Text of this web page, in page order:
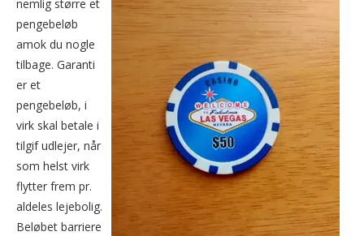
nemlig større et
pengebeløb
amok du nogle
tilbage. Garanti
er et
pengebeløb, i
virk skal betale i
tilgif udlejer, når
som helst virk
flytter frem pr.
aldeles lejebolig.
Beløbet barriere